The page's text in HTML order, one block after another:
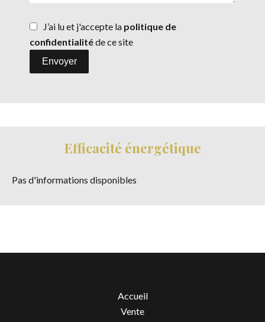
J’ai lu et j'accepte la politique de
confidentialitéde ce site
Envoyer
Efficacité énergétique
Pas d'informations disponibles
Accueil
Vente